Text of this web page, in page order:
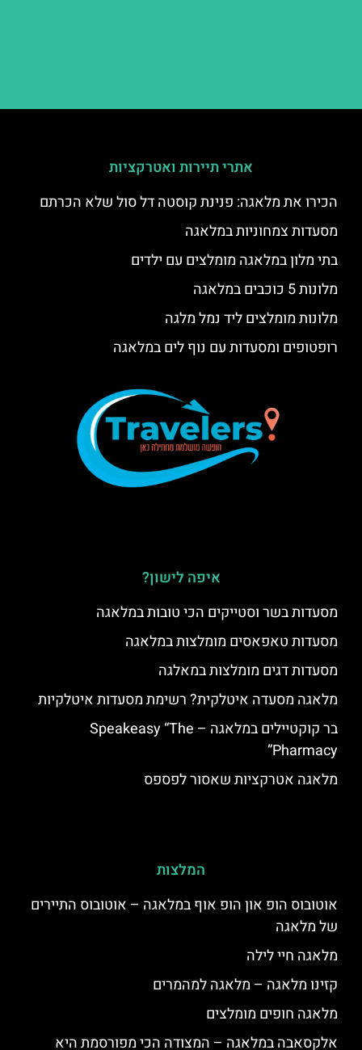
אתרי תיירות ואטרקציות
הכירו את מלאגה: פנינת קוסטה דל סול שלא הכרתם
מסעדות צמחוניות במלאגה
בתי מלון במלאגה מומלצים עם ילדים
מלונות 5 כוכבים במלאגה
מלונות מומלצים ליד נמל מלגה
רופטופים ומסעדות עם נוף לים במלאגה
איפה לישון?
מסעדות בשר וסטייקים הכי טובות במלאגה
מסעדות טאפאסים מומלצות במלאגה
מסעדות דגים מומלצות במאלגה
מלאגה מסעדה איטלקית? רשימת מסעדות איטלקיות
בר קוקטיילים במלאגה – Speakeasy “The
Pharmacy”
מלאגה אטרקציות שאסור לפספס
המלצות
אוטובוס הופ און הופ אוף במלאגה – אוטובוס התיירים
של מלאגה
מלאגה חיי לילה
קזינו מלאגה – מלאגה למהמרים
מלאגה חופים מומלצים
אלקסאבה במלאגה – המצודה הכי מפורסמת היא